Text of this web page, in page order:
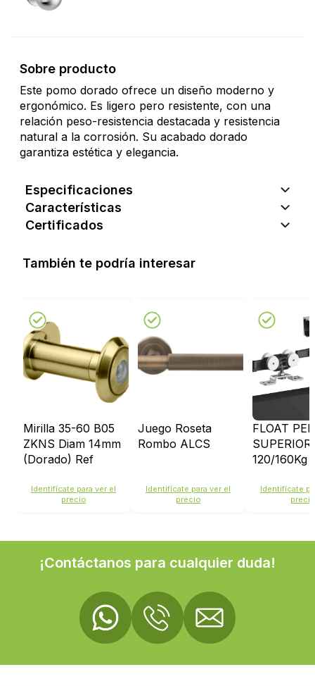
Sobre producto
Este pomo dorado ofrece un diseño moderno y
ergonómico. Es ligero pero resistente, con una
relación peso-resistencia destacada y resistencia
natural a la corrosión. Su acabado dorado
garantiza estética y elegancia.
Especificaciones
Características
Certificados
También te podría interesar
Mirilla 35-60 B05
ZKNS Diam 14mm
(Dorado) Ref
Identifícate para ver el
precio
Juego Roseta
Rombo ALCS
Identifícate para ver el
precio
FLOAT
SUPERIOR
120/160Kg
120 2FN
Identifícate
precio
¡Contáctanos para cualquier duda!